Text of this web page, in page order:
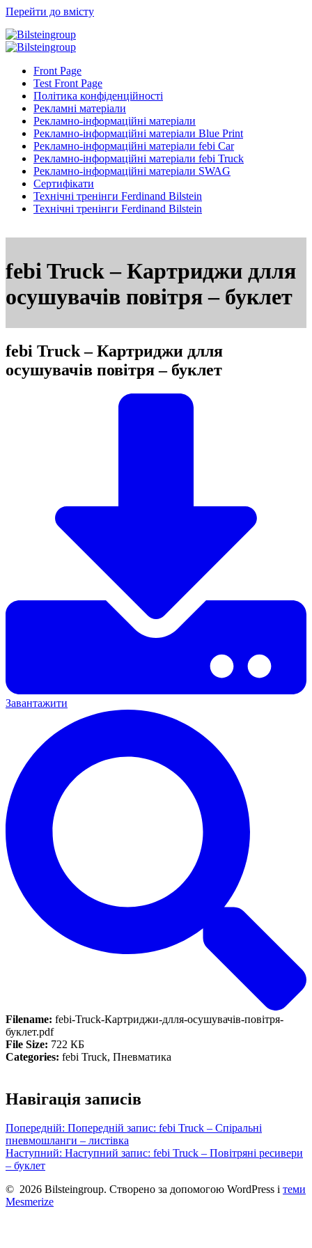
Перейти до вмісту
Front Page
Test Front Page
Політика конфіденційності
Рекламні матеріали
Рекламно-інформаційні матеріали
Рекламно-інформаційні матеріали Blue Print
Рекламно-інформаційні матеріали febi Car
Рекламно-інформаційні матеріали febi Truck
Рекламно-інформаційні матеріали SWAG
Сертифікати
Технічні тренінги Ferdinand Bilstein
Технічні тренінги Ferdinand Bilstein
febi Truck – Картриджи длля
осушувачів повітря – буклет
febi Truck – Картриджи длля
осушувачів повітря – буклет
Завантажити
Filename: febi-Truck-Картриджи-длля-осушувачів-повітря-
буклет.pdf
File Size: 722 КБ
Categories: febi Truck, Пневматика
Навігація записів
Попередній: Попередній запис: febi Truck – Спіральні
пневмошланги – листівка
Наступний: Наступний запис: febi Truck – Повітряні ресивери
– буклет
© 2026 Bilsteingroup. Створено за допомогою WordPress і теми
Mesmerize